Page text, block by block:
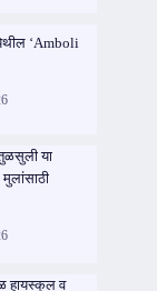
‘Amboli
तुळसुली या
मुलांसाठी
हायस्कूल व